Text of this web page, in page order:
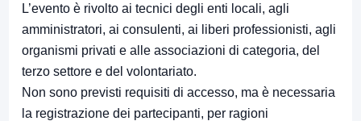
L’evento è rivolto ai tecnici degli enti locali, agli
amministratori, ai consulenti, ai liberi professionisti, agli
organismi privati e alle associazioni di categoria, del
terzo settore e del volontariato.
Non sono previsti requisiti di accesso, ma è necessaria
la registrazione dei partecipanti, per ragioni